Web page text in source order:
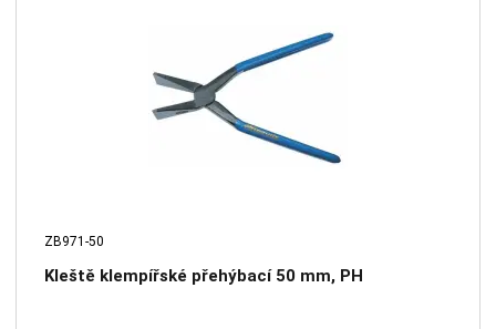
ZB971-50
Kleště klempířské přehýbací 50 mm, PH